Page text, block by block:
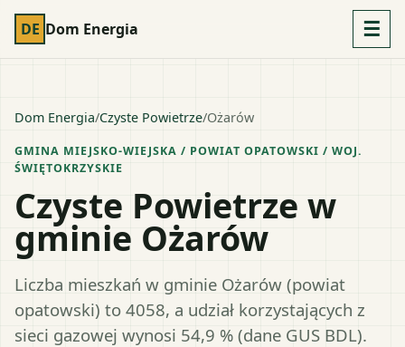
DE Dom Energia ☰
Dom Energia/Czyste Powietrze/Ożarów
GMINA MIEJSKO-WIEJSKA / POWIAT OPATOWSKI / WOJ.
ŚWIĘTOKRZYSKIE
Czyste Powietrze w
gminie Ożarów
Liczba mieszkań w gminie Ożarów (powiat
opatowski) to 4058, a udział korzystających z
sieci gazowej wynosi 54,9 % (dane GUS BDL).